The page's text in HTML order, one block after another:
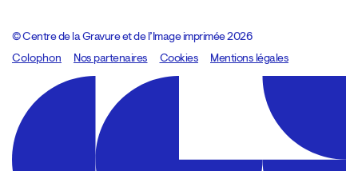
© Centre de la Gravure et de l’Image imprimée 2026
Colophon
Design:Marcel Kaczmarek, code:8080.studio
Nos partenaires Cookies Mentions légales